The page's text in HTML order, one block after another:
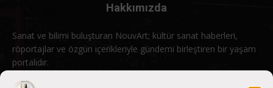
Hakkımızda
Sanat ve bilimi buluşturan NouvArt; kültür sanat haberleri,
röportajlar ve özgün içerikleriyle gündemi birleştiren bir yaşam
portalıdır.